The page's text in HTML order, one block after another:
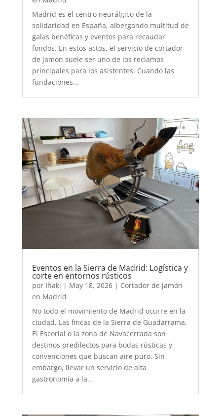
Madrid es el centro neurálgico de la
solidaridad en España, albergando multitud de
galas benéficas y eventos para recaudar
fondos. En estos actos, el servicio de cortador
de jamón suele ser uno de los reclamos
principales para los asistentes. Cuando las
fundaciones...
Eventos en la Sierra de Madrid: Logística y
corte en entornos rústicos
por Iñaki | May 18, 2026| Cortador de jamón
en Madrid
No todo el movimiento de Madrid ocurre en la
ciudad. Las fincas de la Sierra de Guadarrama,
El Escorial o la zona de Navacerrada son
destinos predilectos para bodas rústicas y
convenciones que buscan aire puro. Sin
embargo, llevar un servicio de alta
gastronomía a la...